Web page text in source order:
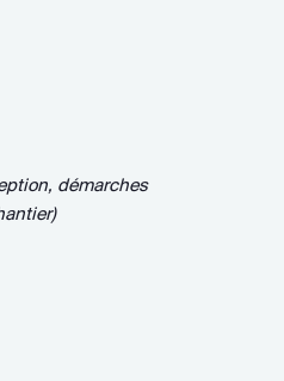
démarches